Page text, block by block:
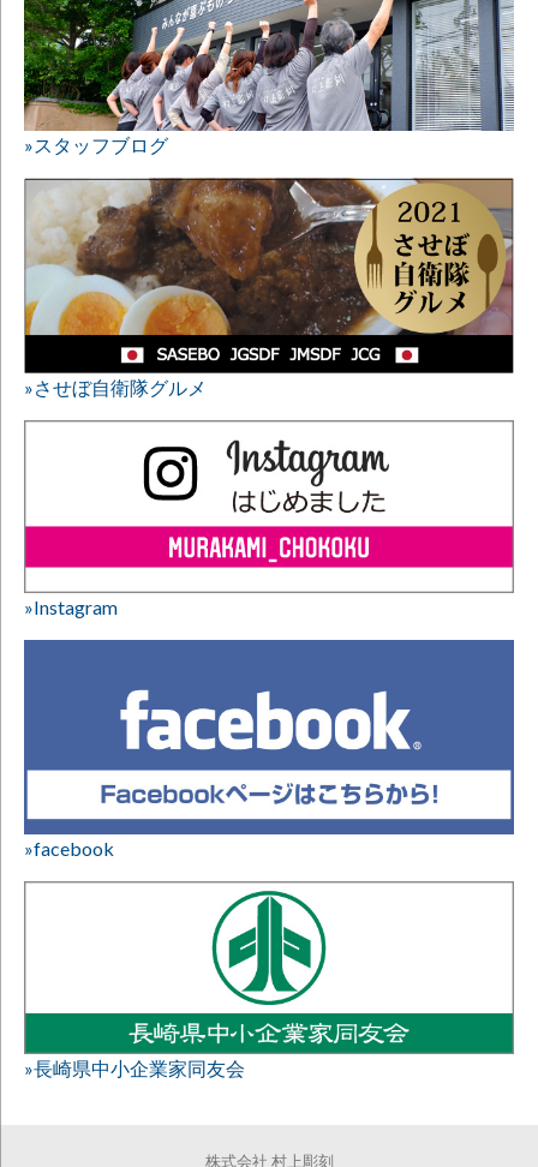
»スタッフブログ
»させぼ自衛隊グルメ
»Instagram
»facebook
»長崎県中小企業家同友会
株式会社 村上彫刻